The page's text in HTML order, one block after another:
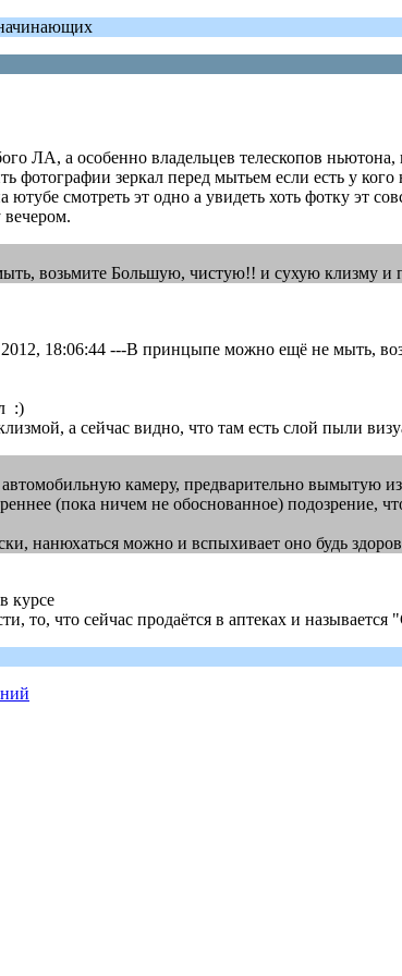
ЛА, а особенно владельцев телескопов
фотографии зеркал перед мытьем если есть у
смотреть эт одно а увидеть хоть фотку эт
возьмите Большую, чистую!! и сухую клизму и
18:06:44 ---В принцыпе можно ещё не мыть,
:)
а сейчас видно, что там есть слой пыли
камеру, предварительно вымытую
(пока ничем не обоснованное) подозрение,
нанюхаться можно и вспыхивает оно будь
курсе
то, что сейчас продаётся в аптеках и